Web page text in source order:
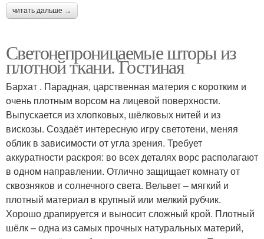
читать дальше →
Светонепроницаемые шторы из
плотной ткани. Гостиная
Бархат . Парадная, царственная материя с коротким и
очень плотным ворсом на лицевой поверхности.
Выпускается из хлопковых, шёлковых нитей и из
вискозы. Создаёт интересную игру светотени, меняя
облик в зависимости от угла зрения. Требует
аккуратности раскроя: во всех деталях ворс располагают
в одном направлении. Отлично защищает комнату от
сквозняков и солнечного света. Вельвет – мягкий и
плотный материал в крупный или мелкий рубчик.
Хорошо драпируется и выносит сложный крой. Плотный
шёлк – одна из самых прочных натуральных материй,